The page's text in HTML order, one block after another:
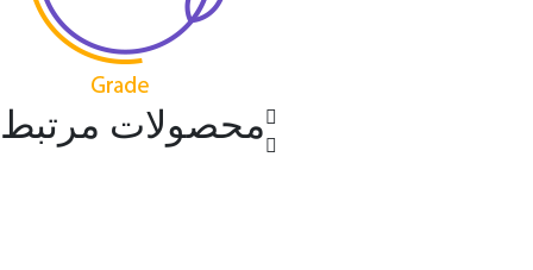
محصولات مرتبط